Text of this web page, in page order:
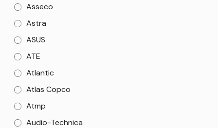
Asseco
Astra
ASUS
ATE
Atlantic
Atlas Copco
Atmp
Audio-Technica